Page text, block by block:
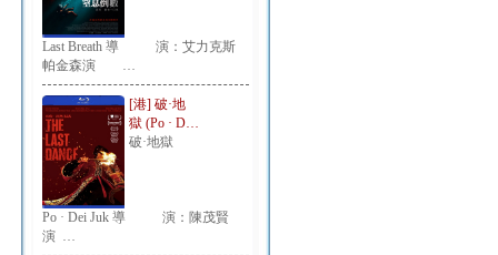
Last Breath 導 演：艾力克斯
帕金森演 …
[港] 破·地
獄 (Po · D…
破·地獄
Po · Dei Juk 導 演：陳茂賢
演 …